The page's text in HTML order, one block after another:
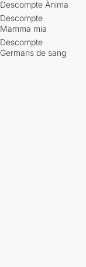
Descompte Ànima
Descompte
Mamma mia
Descompte
Germans de sang